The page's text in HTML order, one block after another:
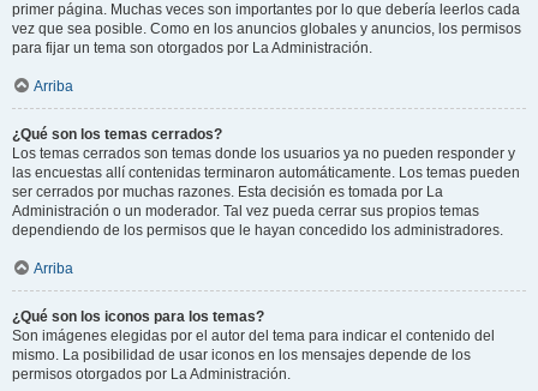
primer página. Muchas veces son importantes por lo que debería leerlos cada
vez que sea posible. Como en los anuncios globales y anuncios, los permisos
para fijar un tema son otorgados por La Administración.
Arriba
¿Qué son los temas cerrados?
Los temas cerrados son temas donde los usuarios ya no pueden responder y
las encuestas allí contenidas terminaron automáticamente. Los temas pueden
ser cerrados por muchas razones. Esta decisión es tomada por La
Administración o un moderador. Tal vez pueda cerrar sus propios temas
dependiendo de los permisos que le hayan concedido los administradores.
Arriba
¿Qué son los iconos para los temas?
Son imágenes elegidas por el autor del tema para indicar el contenido del
mismo. La posibilidad de usar iconos en los mensajes depende de los
permisos otorgados por La Administración.